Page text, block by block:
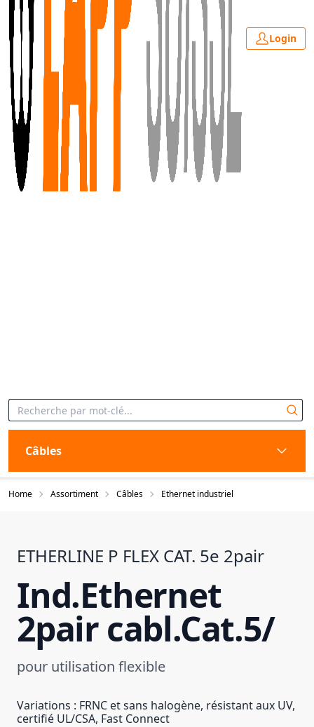
Login
Câbles
Home Assortiment Câbles Ethernet industriel
ETHERLINE P FLEX CAT. 5e 2pair
Ind.Ethernet
2pair cabl.Cat.5/
pour utilisation flexible
Variations : FRNC et sans halogène, résistant aux UV,
certifié UL/CSA, Fast Connect